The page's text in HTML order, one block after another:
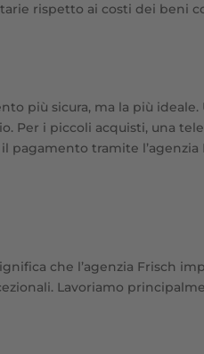
rispetto ai costi dei beni
più sicura, ma la più ideale.
Per i piccoli acquisti, una
tramite l’agenzia
che l’agenzia Frisch
Lavoriamo